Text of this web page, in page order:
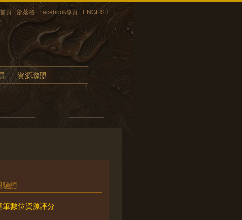
首頁 部落格 Facebook專頁 ENGLISH
資源聯盟
驗證
筆數位資源評分